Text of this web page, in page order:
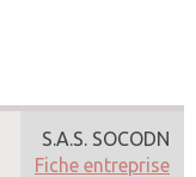
S.A.S. SOCODN
Fiche entreprise